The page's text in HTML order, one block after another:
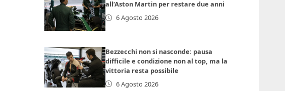
all’Aston Martin per restare due anni
6 Agosto 2026
Bezzecchi non si nasconde: pausa
difficile e condizione non al top, ma la
vittoria resta possibile
6 Agosto 2026